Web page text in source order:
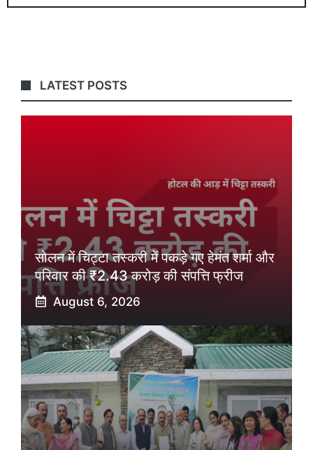
LATEST POSTS
सोलन में चिट्टा तस्करी में पकड़े गए हेमंत शर्मा और
परिवार की ₹2.43 करोड़ की संपत्ति फ्रीज
August 6, 2026